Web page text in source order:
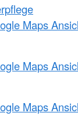
Maps
Maps
Maps